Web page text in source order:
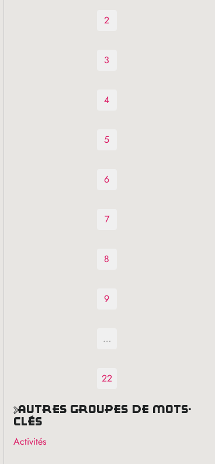
2
3
4
5
6
7
8
9
…
22
autres groupes de mots-
clés
Activités